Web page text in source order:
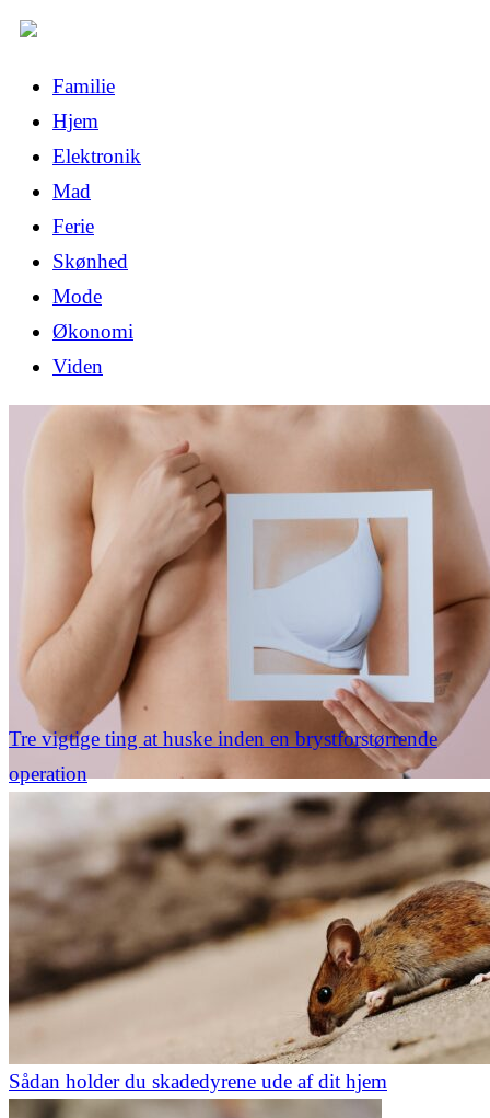
Familie
Hjem
Elektronik
Mad
Ferie
Skønhed
Mode
Økonomi
Viden
Tre vigtige ting at huske inden en brystforstørrende
operation
Sådan holder du skadedyrene ude af dit hjem